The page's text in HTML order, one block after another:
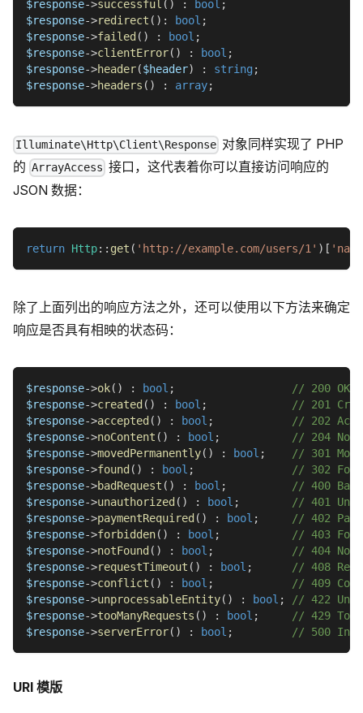
$response->successful ( ) : bool ;
$response->redirect ( ) : bool ;
$response->failed ( ) : bool ;
$response->clientError( ) : bool ;
$response->header($header) : string ;
$response->headers ( ) : array;
Illuminate\Http\Client\Response 对象同样实现了 PHP
的 ArrayAccess 接口，这代表着你可以直接访问响应的
JSON 数据：
return Http:: get ( 'http://example.com/users/1' ) [
除了上面列出的响应方法之外，还可以使用以下方法来确定
响应是否具有相映的状态码：
$response->ok( ) : bool ;
// 200 OK
$response->created( ) : bool ;
// 201
$response->accepted( ) : bool ;
// 202
$response->noContent ( ) : bool ;
// 204 No
$response->movedPermanently( ) : bool ;
// 301
$response->found( ) : bool ;
// 302
$response->badRequest ( ) : bool ;
// 400 Bad
$response->unauthorized( ) : bool ;
// 401
$response->paymentRequired( ) : bool ;
// 402
$response->forbidden( ) : bool ;
// 403
$response->notFound( ) : bool ;
// 404 Not
$response->requestTimeout ( ) : bool ;
// 408
$response->conflict ( ) : bool ;
// 409
$response->unprocessableEntity( ) : bool ;
// 422
$response->tooManyRequests ( ) : bool ;
// 429 Too
$response->serverError( ) : bool ; // 500
URI 模版